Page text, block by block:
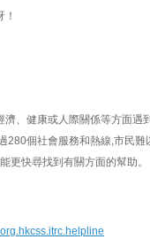
、健康或人際關係等方面
280個社會服務和熱線,市民
更快尋找到有關方面的幫助。